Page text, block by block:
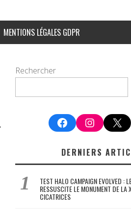
MENTIONS LÉGALES GDPR
Rechercher
FacebookInstagram
X
DERNIERS
TEST HALO CAMPAIGN EVOLVED :
RESSUSCITE LE MONUMENT DE LA
CICATRICES